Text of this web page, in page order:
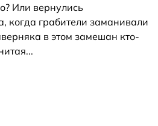
Или вернулись
когда грабители заманивали
в этом замешан кто-
...